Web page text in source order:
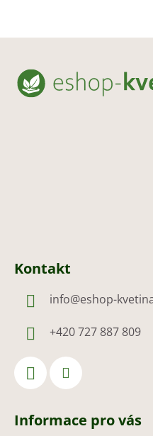
Kontakt
info@eshop-
+420 727 887 809
Informace pro vás